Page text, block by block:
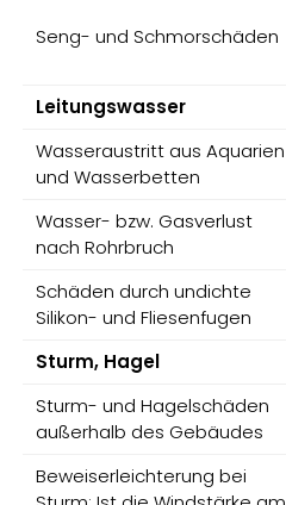
Seng- und Schmorschäden
Leitungswasser
Wasseraustritt aus Aquarien
und Wasserbetten
Wasser- bzw. Gasverlust
nach Rohrbruch
Schäden durch undichte
Silikon- und Fliesenfugen
Sturm, Hagel
Sturm- und Hagelschäden
außerhalb des Gebäudes
Beweiserleichterung bei